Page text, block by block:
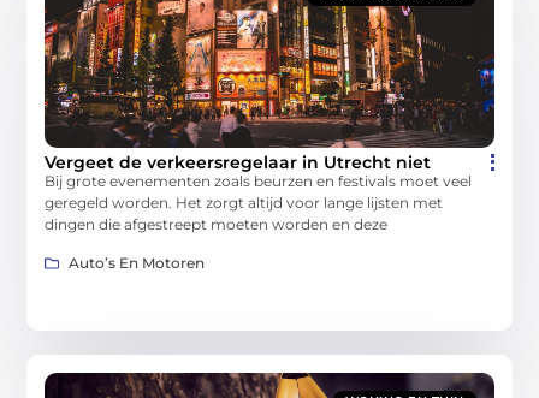
Vergeet de verkeersregelaar in Utrecht niet
Bij grote evenementen zoals beurzen en festivals moet veel
geregeld worden. Het zorgt altijd voor lange lijsten met
dingen die afgestreept moeten worden en deze
Auto’s En Motoren